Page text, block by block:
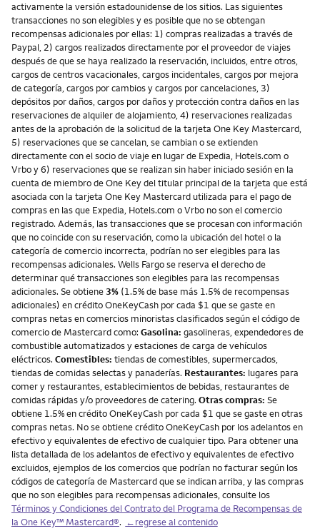
activamente la versión estadounidense de los sitios. Las siguientes
transacciones no son elegibles y es posible que no se obtengan
recompensas adicionales por ellas: 1) compras realizadas a través de
Paypal, 2) cargos realizados directamente por el proveedor de viajes
después de que se haya realizado la reservación, incluidos, entre otros,
cargos de centros vacacionales, cargos incidentales, cargos por mejora
de categoría, cargos por cambios y cargos por cancelaciones, 3)
depósitos por daños, cargos por daños y protección contra daños en las
reservaciones de alquiler de alojamiento, 4) reservaciones realizadas
antes de la aprobación de la solicitud de la tarjeta One Key Mastercard,
5) reservaciones que se cancelan, se cambian o se extienden
directamente con el socio de viaje en lugar de Expedia, Hotels.com o
Vrbo y 6) reservaciones que se realizan sin haber iniciado sesión en la
cuenta de miembro de One Key del titular principal de la tarjeta que está
asociada con la tarjeta One Key Mastercard utilizada para el pago de
compras en las que Expedia, Hotels.com o Vrbo no son el comercio
registrado. Además, las transacciones que se procesan con información
que no coincide con su reservación, como la ubicación del hotel o la
categoría de comercio incorrecta, podrían no ser elegibles para las
recompensas adicionales. Wells Fargo se reserva el derecho de
determinar qué transacciones son elegibles para las recompensas
adicionales. Se obtiene 3% (1.5% de base más 1.5% de recompensas
adicionales) en crédito OneKeyCash por cada $1 que se gaste en
compras netas en comercios minoristas clasificados según el código de
comercio de Mastercard como: Gasolina: gasolineras, expendedores de
combustible automatizados y estaciones de carga de vehículos
eléctricos. Comestibles: tiendas de comestibles, supermercados,
tiendas de comidas selectas y panaderías. Restaurantes: lugares para
comer y restaurantes, establecimientos de bebidas, restaurantes de
comidas rápidas y/o proveedores de catering. Otras compras: Se
obtiene 1.5% en crédito OneKeyCash por cada $1 que se gaste en otras
compras netas. No se obtiene crédito OneKeyCash por los adelantos en
efectivo y equivalentes de efectivo de cualquier tipo. Para obtener una
lista detallada de los adelantos de efectivo y equivalentes de efectivo
excluidos, ejemplos de los comercios que podrían no facturar según los
códigos de categoría de Mastercard que se indican arriba, y las compras
que no son elegibles para recompensas adicionales, consulte los
Términos y Condiciones del Contrato del Programa de Recompensas de
la One Key™ Mastercard®. ←regrese al contenido